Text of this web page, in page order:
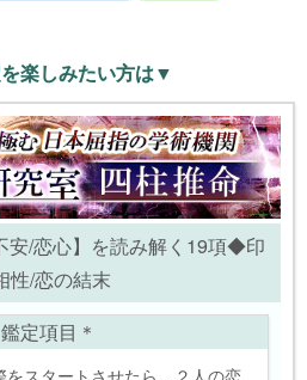
楽しみたい方は▼
安/恋心】を読み解く19項◆印
性/恋の結末
鑑定項目＊